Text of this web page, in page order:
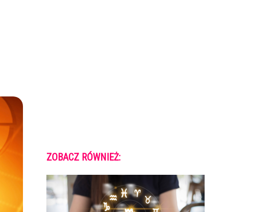
ZOBACZ RÓWNIEŻ: